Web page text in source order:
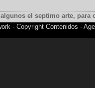
el septimo arte,
- Copyright Contenidos -